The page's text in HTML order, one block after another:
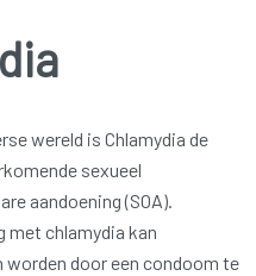
wereld is Chlamydia de
sexueel
aandoening (SOA).
met chlamydia kan
door een condoom te